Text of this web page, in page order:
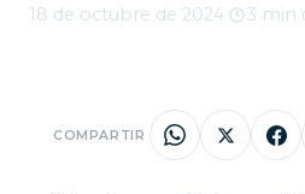
18 de octubre de 2024 3 min
COMPARTIR